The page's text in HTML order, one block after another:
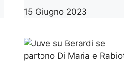
15 Giugno 2023